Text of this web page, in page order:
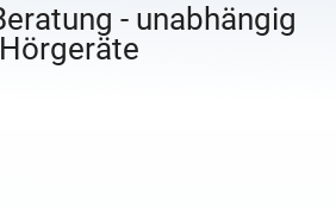
- unabhängig